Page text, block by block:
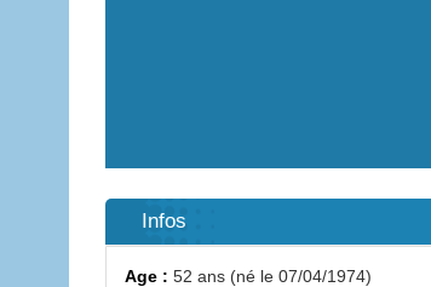
Infos
Age : 52 ans (né le 07/04/1974)